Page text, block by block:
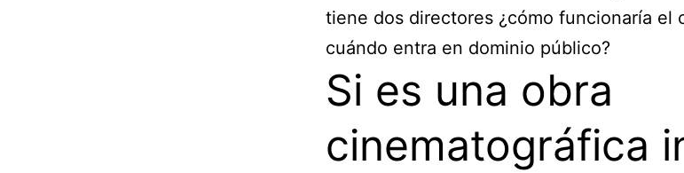
tiene dos directores ¿cómo funcionaría el
cuándo entra en dominio público?
Si es una obra
cinematográfica